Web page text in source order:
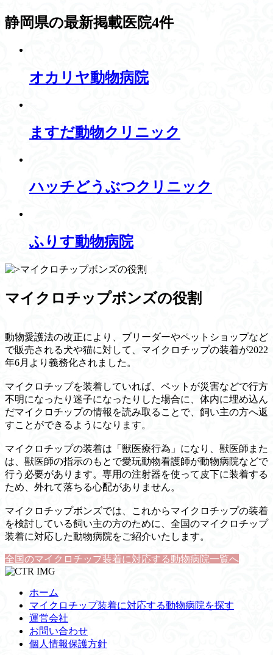
静岡県の最新掲載医院4件
オカリヤ動物病院
ますだ動物クリニック
ハッチどうぶつクリニック
ふりす動物病院
マイクロチップボンズの役割
動物愛護法の改正により、ブリーダーやペットショップなど
で販売される犬や猫に対して、マイクロチップの装着が2022
年6月より義務化されました。
マイクロチップを装着していれば、ペットが災害などで行方
不明になったり迷子になったりした場合に、体内に埋め込ん
だマイクロチップの情報を読み取ることで、飼い主の方へ返
すことができるようになります。
マイクロチップの装着は「獣医療行為」になり、獣医師また
は、獣医師の指示のもとで愛玩動物看護師が動物病院などで
行う必要があります。専用の注射器を使って皮下に装着する
ため、外れて落ちる心配がありません。
マイクロチップボンズでは、これからマイクロチップの装着
を検討している飼い主の方のために、全国のマイクロチップ
装着に対応した動物病院をご紹介いたします。
全国のマイクロチップ装着に対応する動物病院一覧へ
ホーム
マイクロチップ装着に対応する動物病院を探す
運営会社
お問い合わせ
個人情報保護方針